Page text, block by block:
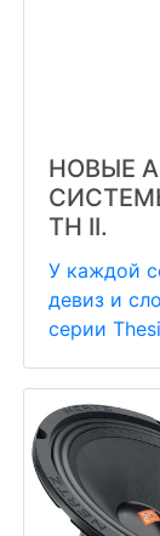
НОВЫЕ
СИСТЕМЫ
TH II.
У каждой
девиз и
серии